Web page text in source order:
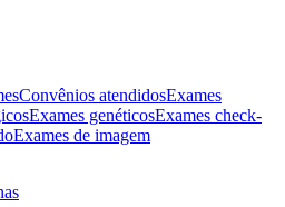
Convênios atendidosExames
Exames genéticosExames check-
Exames de imagem